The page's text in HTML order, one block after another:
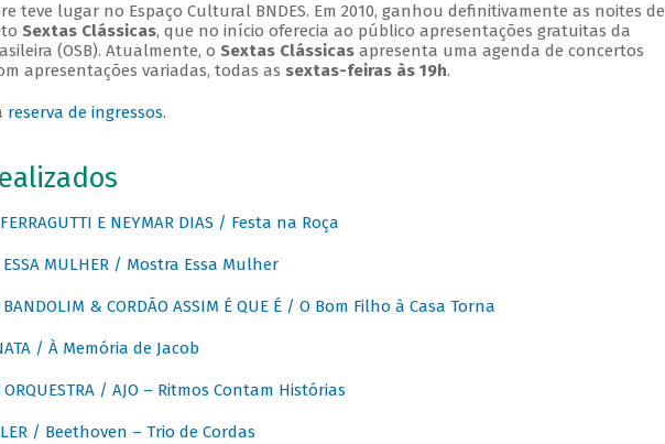
teve lugar no Espaço Cultural BNDES. Em 2010, ganhou definitivamente as noites de
Sextas Clássicas, que no início oferecia ao público apresentações gratuitas da
(OSB). Atualmente, o Sextas Clássicasapresenta uma agenda de concertos
apresentações variadas, todas as sextas-feiras às 19h.
reserva de ingressos.
E NEYMAR DIAS / Festa na Roça
ESSA MULHER / Mostra Essa Mulher
BANDOLIM & CORDÃO ASSIM É QUE É / O Bom Filho à Casa Torna
/ À Memória de Jacob
ORQUESTRA / AJO – Ritmos Contam Histórias
/ Beethoven – Trio de Cordas